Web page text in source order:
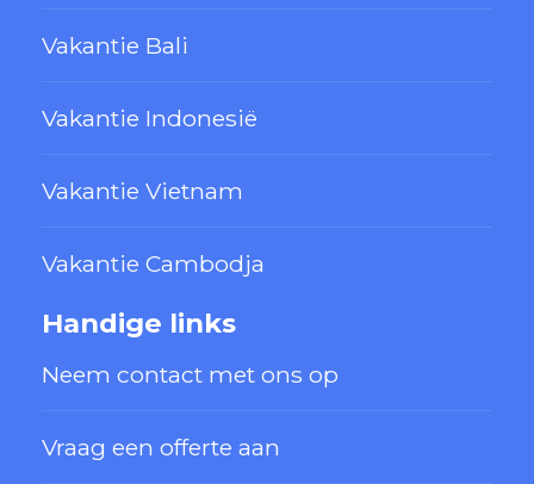
Vakantie Bali
Vakantie Indonesië
Vakantie Vietnam
Vakantie Cambodja
Handige links
Neem contact met ons op
Vraag een offerte aan